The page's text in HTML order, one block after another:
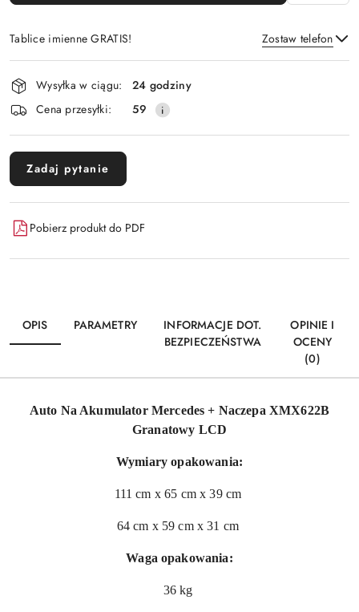
Tablice imienne GRATIS! Zostaw telefon
Wyślij
Dostępność
i
dostawa
Wysyłka w ciągu:
24 godziny
Cena przesyłki:
59
Zadaj pytanie
Pobierz produkt do PDF
OPIS PARAMETRY
INFORMACJE DOT.
BEZPIECZEŃSTWA
OPINIE I
OCENY
(0)
Auto Na Akumulator Mercedes + Naczepa XMX622B
Granatowy LCD
Wymiary opakowania:
111 cm x 65 cm x 39 cm
64 cm x 59 cm x 31 cm
Waga opakowania:
36 kg